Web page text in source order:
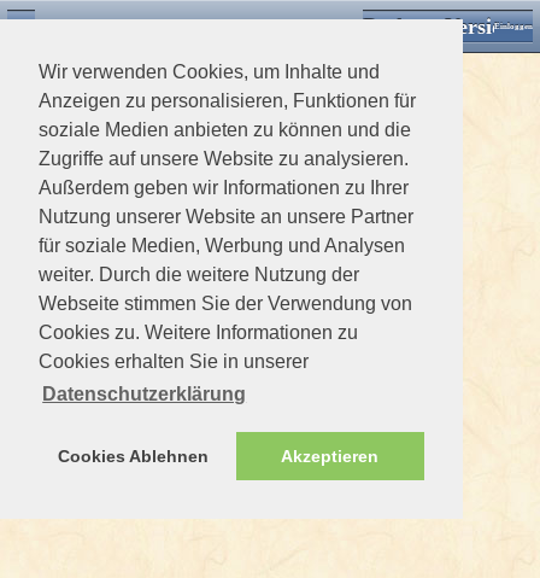
Wir verwenden Cookies, um Inhalte und
Anzeigen zu personalisieren, Funktionen für
soziale Medien anbieten zu können und die
Zugriffe auf unsere Website zu analysieren.
Außerdem geben wir Informationen zu Ihrer
Nutzung unserer Website an unsere Partner
für soziale Medien, Werbung und Analysen
weiter. Durch die weitere Nutzung der
Webseite stimmen Sie der Verwendung von
Cookies zu. Weitere Informationen zu
Cookies erhalten Sie in unserer
Datenschutzerklärung
Cookies Ablehnen Akzeptieren
Desktop VersionEinloggen